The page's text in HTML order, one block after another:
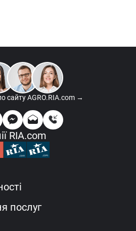
сайтуAGRO.RIA.com →
RIA.com
послуг